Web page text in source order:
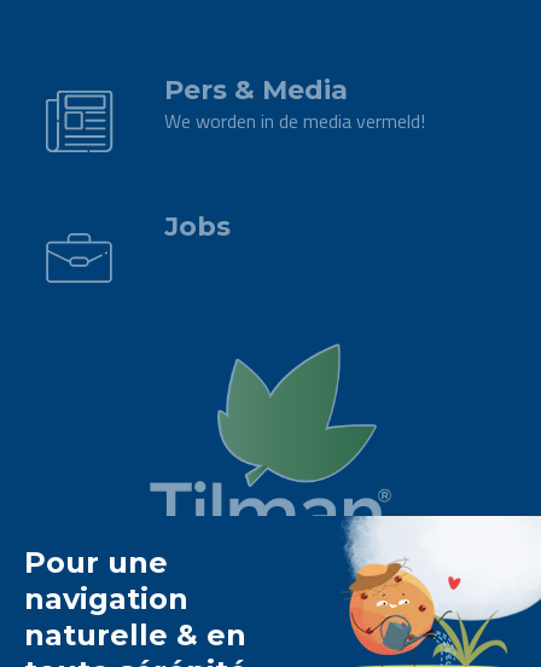
Pers & Media
We worden in de media vermeld!
Jobs
Het Tilman laboratorium is
gespecialiseerd in
fytotherapie
Het biedt unatuurlijke oplossingen op basis van